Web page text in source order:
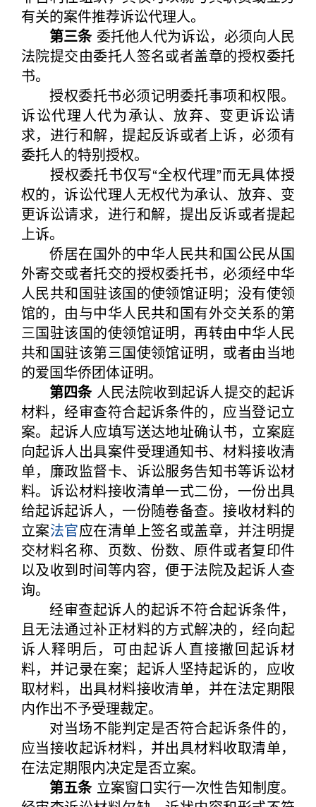
有关的案件推荐诉讼代理人。
第三条委托他人代为诉讼，必须向人民
法院提交由委托人签名或者盖章的授权委托
书。
授权委托书必须记明委托事项和权限。
诉讼代理人代为承认、放弃、变更诉讼请
求，进行和解，提起反诉或者上诉，必须有
委托人的特别授权。
授权委托书仅写“全权代理”而无具体授
权的，诉讼代理人无权代为承认、放弃、变
更诉讼请求，进行和解，提出反诉或者提起
上诉。
侨居在国外的中华人民共和国公民从国
外寄交或者托交的授权委托书，必须经中华
人民共和国驻该国的使领馆证明；没有使领
馆的，由与中华人民共和国有外交关系的第
三国驻该国的使领馆证明，再转由中华人民
共和国驻该第三国使领馆证明，或者由当地
的爱国华侨团体证明。
第四条人民法院收到起诉人提交的起诉
材料，经审查符合起诉条件的，应当登记立
案。起诉人应填写送达地址确认书，立案庭
向起诉人出具案件受理通知书、材料接收清
单，廉政监督卡、诉讼服务告知书等诉讼材
料。诉讼材料接收清单一式二份，一份出具
给起诉起诉人，一份随卷备查。接收材料的
立案法官应在清单上签名或盖章，并注明提
交材料名称、页数、份数、原件或者复印件
以及收到时间等内容，便于法院及起诉人查
询。
经审查起诉人的起诉不符合起诉条件，
且无法通过补正材料的方式解决的，经向起
诉人释明后，可由起诉人直接撤回起诉材
料，并记录在案；起诉人坚持起诉的，应收
取材料，出具材料接收清单，并在法定期限
内作出不予受理裁定。
对当场不能判定是否符合起诉条件的，
应当接收起诉材料，并出具材料收取清单，
在法定期限内决定是否立案。
第五条立案窗口实行一次性告知制度。